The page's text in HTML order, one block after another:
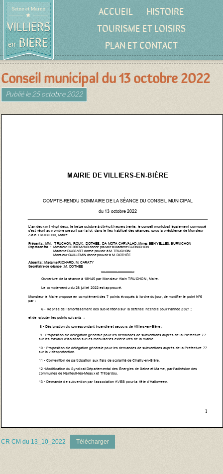
ACCUEIL
HISTOIRE
TOURISME ET LOISIRS
PLAN ET CONTACT
Conseil municipal du 13 octobre 2022
Publié le 25 octobre 2022
CR CM du 13_10_2022 Télécharger